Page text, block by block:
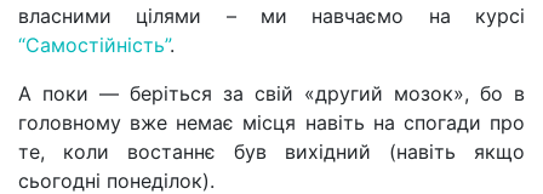
власними цілями – ми навчаємо на курсі
“Самостійність”.
А поки — беріться за свій «другий мозок», бо в
головному вже немає місця навіть на спогади про
те, коли востаннє був вихідний (навіть якщо
сьогодні понеділок).